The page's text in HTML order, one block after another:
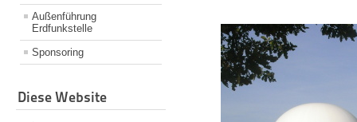
Außenführung
Erdfunkstelle
Sponsoring
Diese Website